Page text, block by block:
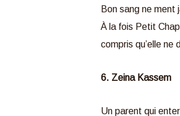
Bon sang ne
À la fois Petit
compris qu’elle
6. Zeina Kassem
Un parent qui